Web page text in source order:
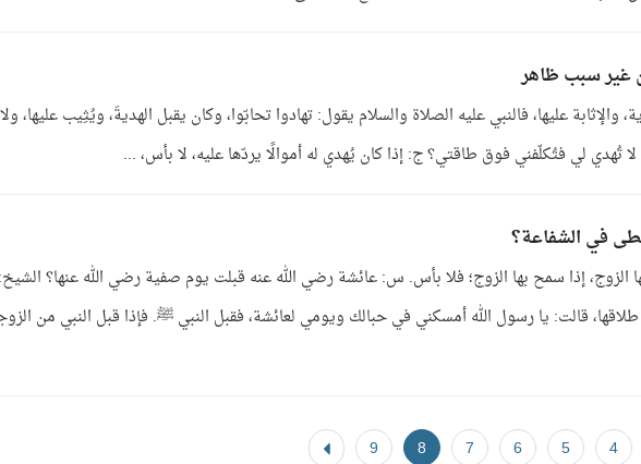
غير سبب ظاهر
والإثابة عليها، فالنبي عليه الصلاة والسلام يقول: تهادوا تحابّوا، وكان يقبل الهديةَ، ويُثِيب عليها، ولا
تُهدي لي فتُكلّفني فوق طاقتي؟ ج: إذا كان يُهدي له أموالًا يردّها عليه، لا بأس، ...
في الشفاعة؟
الزوج، إذا سمح بها الزوج؛ فلا بأس. س: عائشة رضي الله عنه قبلت يوم صفية رضي الله عنها؟
قالت: يا رسول الله أمسكني في حبالك ويومي لعائشة، فقبل النبي ﷺ. فإذا قبل النبي من
4
5
6
7
8
9